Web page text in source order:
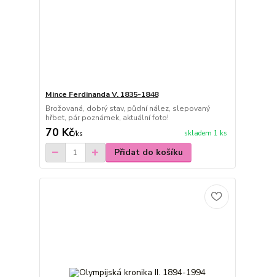
Mince Ferdinanda V. 1835-1848
Brožovaná, dobrý stav, půdní nález, slepovaný
hřbet, pár poznámek, aktuální foto!
70 Kč/ks skladem 1 ks
Přidat do košíku